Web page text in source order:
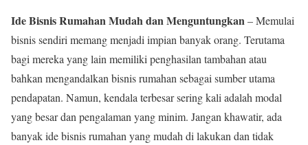
Ide Bisnis Rumahan Mudah dan Menguntungkan – Memulai
bisnis sendiri memang menjadi impian banyak orang. Terutama
bagi mereka yang lain memiliki penghasilan tambahan atau
bahkan mengandalkan bisnis rumahan sebagai sumber utama
pendapatan. Namun, kendala terbesar sering kali adalah modal
yang besar dan pengalaman yang minim. Jangan khawatir, ada
banyak ide bisnis rumahan yang mudah di lakukan dan tidak